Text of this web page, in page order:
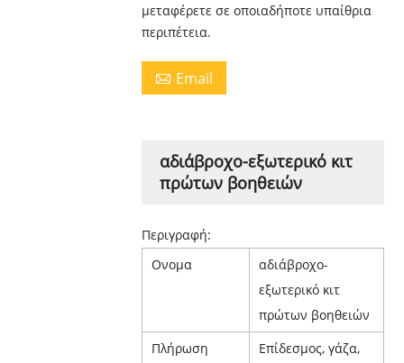
μεταφέρετε σε οποιαδήποτε υπαίθρια
περιπέτεια.
 Email
αδιάβροχο-εξωτερικό κιτ
πρώτων βοηθειών
Περιγραφή:
Ονομα
αδιάβροχο-
εξωτερικό κιτ
πρώτων βοηθειών
Πλήρωση
Επίδεσμος, γάζα,